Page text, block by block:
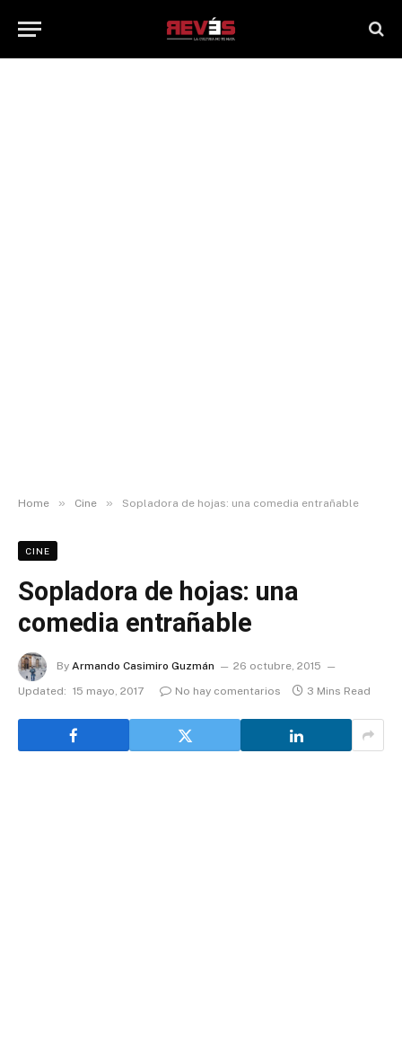
Home » Cine » Sopladora de hojas: una comedia entrañable
CINE
Sopladora de hojas: una
comedia entrañable
By Armando Casimiro Guzmán
26 octubre, 2015
Updated: 15 mayo, 2017 No hay comentarios 3 Mins Read